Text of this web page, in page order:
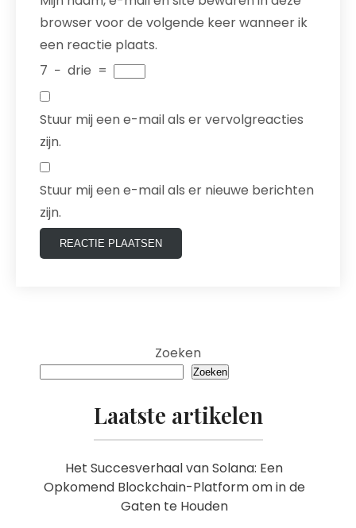
browser voor de volgende keer wanneer ik
een reactie plaats.
7 − drie =
Stuur mij een e-mail als er vervolgreacties
zijn.
Stuur mij een e-mail als er nieuwe berichten
zijn.
Zoeken
Zoeken
Laatste artikelen
Het Succesverhaal van Solana: Een
Opkomend Blockchain-Platform om in de
Gaten te Houden